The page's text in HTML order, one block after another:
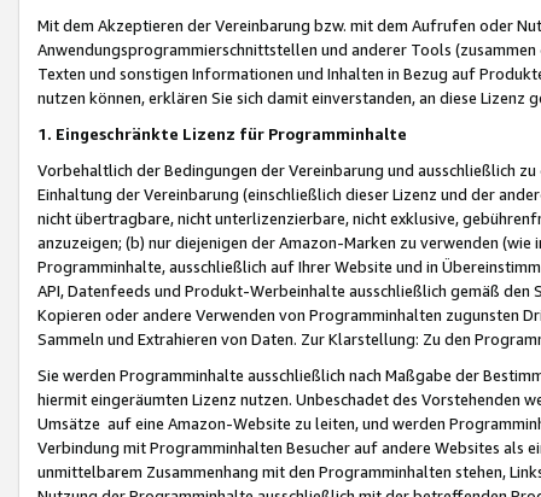
Mit dem Akzeptieren der Vereinbarung bzw. mit dem Aufrufen oder
Anwendungsprogrammierschnittstellen und anderer Tools (zusammen
Texten und sonstigen Informationen und Inhalten in Bezug auf
nutzen können, erklären Sie sich damit einverstanden, an diese Lizenz
1. Eingeschränkte Lizenz für Programminhalte
Vorbehaltlich der Bedingungen der Vereinbarung und ausschließlich
Einhaltung der Vereinbarung (einschließlich dieser Lizenz und der
nicht übertragbare, nicht unterlizenzierbare, nicht exklusive,
anzuzeigen; (b) nur diejenigen der Amazon-Marken zu verwenden
Programminhalte, ausschließlich auf Ihrer Website und in
API, Datenfeeds und Produkt-Werbeinhalte ausschließlich gemäß
Kopieren oder andere Verwenden von Programminhalten zugunsten
Sammeln und Extrahieren von Daten. Zur Klarstellung: Zu den
Sie werden Programminhalte ausschließlich nach Maßgabe der
hiermit eingeräumten Lizenz nutzen. Unbeschadet des Vorstehenden
Umsätze auf eine Amazon-Website zu leiten, und werden
Verbindung mit Programminhalten Besucher auf andere Websites als
unmittelbarem Zusammenhang mit den Programminhalten stehen,